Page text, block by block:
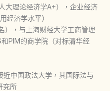
大理论经济学A+），企业经济
经济学水平）
），与上海财经大学工商管理
PIM的商学院（对标清华经
近中国政法大学，其国际法与
究所